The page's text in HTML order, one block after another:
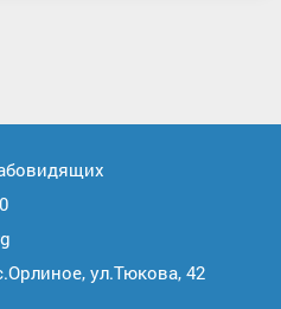
ул.Тюкова, 42